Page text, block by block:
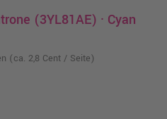
(3YL81AE) · Cyan
(ca. 2,8 Cent / Seite)